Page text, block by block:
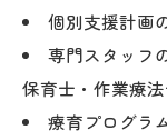
個別支援計画
専門スタッフ
保育士・作業療法
療育プログラ